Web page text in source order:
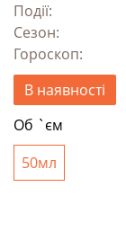
Події:
Сезон:
Гороскоп:
В наявності
Об `єм
50мл